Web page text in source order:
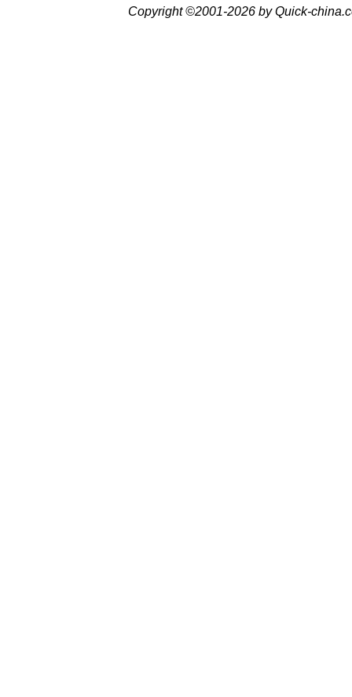
Copyright ©2001-2026 by Quick-